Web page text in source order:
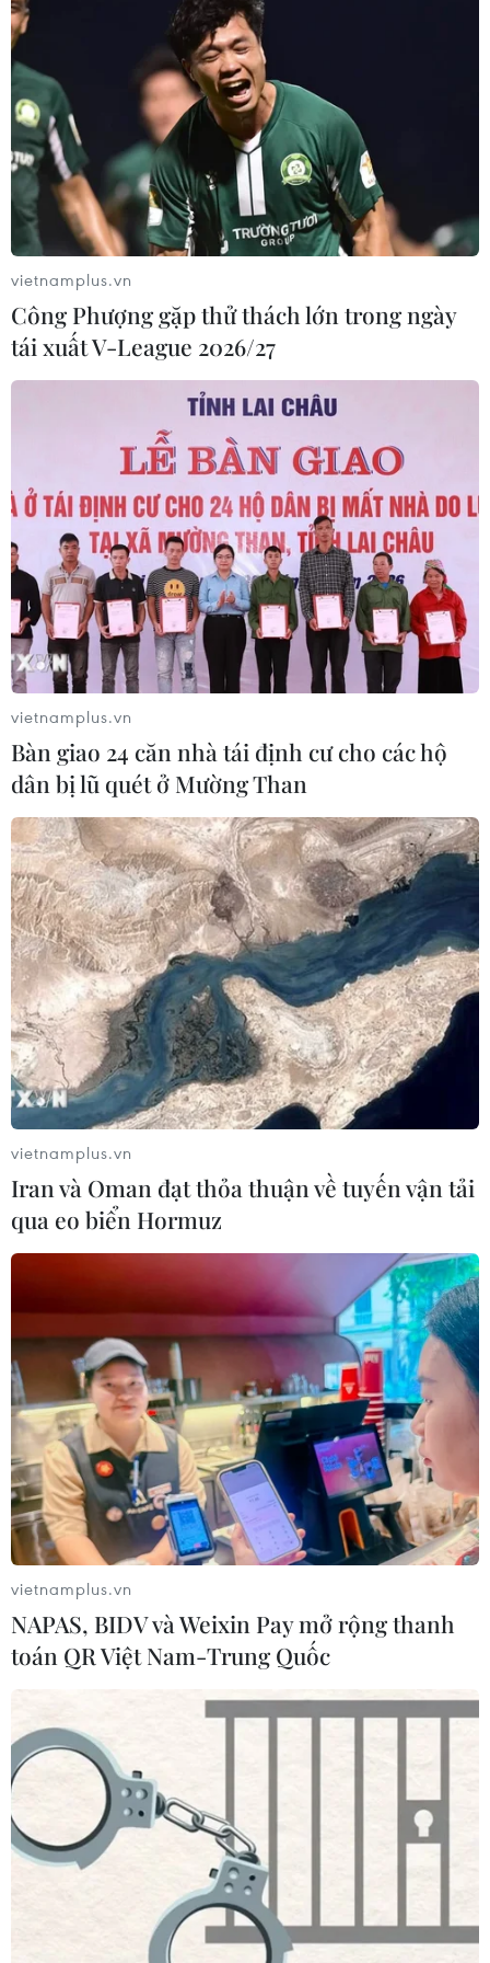
TIN CÙNG CHUYÊN MỤC
Mưa lớn gây ngập lụt, chia cắt nhiều
khu vực ở Nghệ An
06/08/2026 13:06
vietnamplus.vn
Công Phượng gặp thử thách lớn trong ngày
tái xuất V-League 2026/27
vietnamplus.vn
Bàn giao 24 căn nhà tái định cư cho các hộ
dân bị lũ quét ở Mường Than
vietnamplus.vn
Iran và Oman đạt thỏa thuận về tuyến vận tải
qua eo biển Hormuz
vietnamplus.vn
NAPAS, BIDV và Weixin Pay mở rộng thanh
toán QR Việt Nam-Trung Quốc